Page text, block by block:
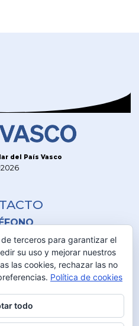
del País Vasco
600
2 1º
Gasteiz
terceros para garantizar el
su uso y mejorar nuestros
las cookies, rechazar las no
Política de cookies
todo